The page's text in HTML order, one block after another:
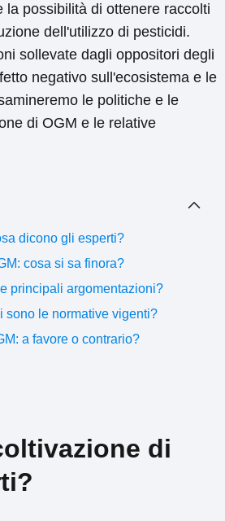
possibilità di ottenere raccolti
dell'utilizzo di pesticidi.
sollevate dagli oppositori degli
negativo sull'ecosistema e le
le politiche e le
di OGM e le relative
dicono gli esperti?
cosa si sa finora?
principali argomentazioni?
sono le normative vigenti?
a favore o contrario?
di